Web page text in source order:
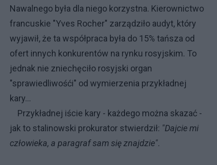
Nawalnego była dla niego korzystna. Kierownictwo
francuskie "Yves Rocher" zarządziło audyt, który
wyjawił, że ta współpraca była do 15% tańsza od
ofert innych konkurentów na rynku rosyjskim. To
jednak nie zniechęciło rosyjski organ
"sprawiedliwośći" od wymierzenia przykładnej
kary...
Przykładnej iście kary - każdego można skazać -
jak to stalinowski prokurator stwierdził: "Dajcie mi
człowieka, a paragraf sam się znajdzie".